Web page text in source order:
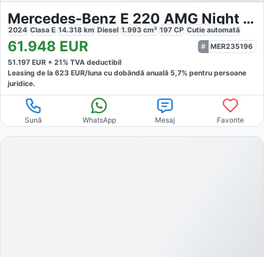
Mercedes-Benz E 220 AMG Night Pano Digital
2024 Clasa E 14.318 km Diesel 1.993 cm³ 197 CP Cutie automată
61.948 EUR
MER235196
51.197 EUR + 21% TVA deductibil
Leasing de la 623 EUR/luna cu dobăndă anuală 5,7% pentru persoane
juridice.
Sună WhatsApp Mesaj Favorite